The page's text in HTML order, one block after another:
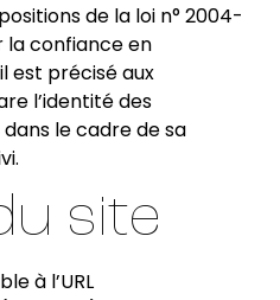
de la loi n° 2004-
la confiance en
est précisé aux
l’identité des
le cadre de sa
site
à l’URL